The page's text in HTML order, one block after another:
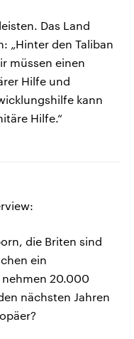
Das Land
„Hinter den Taliban
müssen einen
Hilfe und
kann
Hilfe.“
die Briten sind
ein
20.000
nächsten Jahren